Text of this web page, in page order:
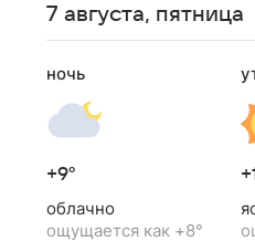
7 августа, пятница
ночь
+9°
облачно
ощущается как +8°